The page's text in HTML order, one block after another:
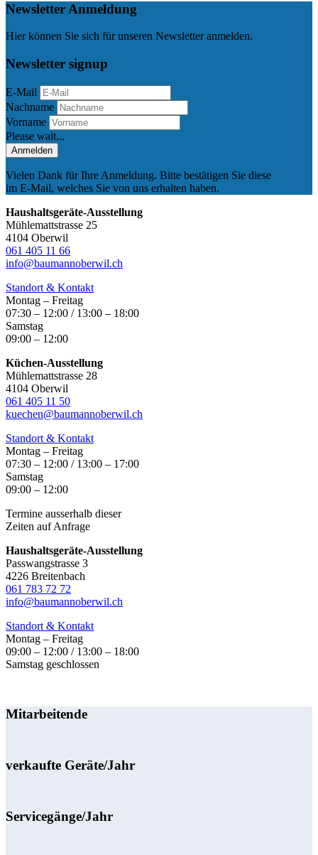
Newsletter Anmeldung
Hier können Sie sich für unseren Newsletter anmelden.
Newsletter signup
E-Mail
Nachname
Vorname
Please wait...
Anmelden
Vielen Dank für Ihre Anmeldung. Bitte bestätigen Sie diese
im E-Mail, welches Sie von uns erhalten haben.
Haushaltsgeräte-Ausstellung
Mühlemattstrasse 25
4104 Oberwil
061 405 11 66
info@baumannoberwil.ch
Standort & Kontakt
Montag – Freitag
07:30 – 12:00 / 13:00 – 18:00
Samstag
09:00 – 12:00
Küchen-Ausstellung
Mühlemattstrasse 28
4104 Oberwil
061 405 11 50
kuechen@baumannoberwil.ch
Standort & Kontakt
Montag – Freitag
07:30 – 12:00 / 13:00 – 17:00
Samstag
09:00 – 12:00
Termine ausserhalb dieser
Zeiten auf Anfrage
Haushaltsgeräte-Ausstellung
Passwangstrasse 3
4226 Breitenbach
061 783 72 72
info@baumannoberwil.ch
Standort & Kontakt
Montag – Freitag
09:00 – 12:00 / 13:00 – 18:00
Samstag geschlossen
Mitarbeitende
verkaufte Geräte/Jahr
Servicegänge/Jahr